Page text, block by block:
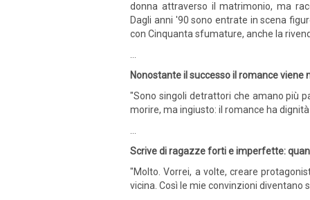
donna attraverso il matrimonio, ma
Dagli anni '90 sono entrate in scena
con Cinquanta sfumature, anche la
Nonostante il successo il romance
"Sono singoli detrattori che amano più
morire, ma ingiusto: il romance ha
Scrive di ragazze forti e imperfette:
"Molto. Vorrei, a volte, creare
vicina. Così le mie convinzioni diventano